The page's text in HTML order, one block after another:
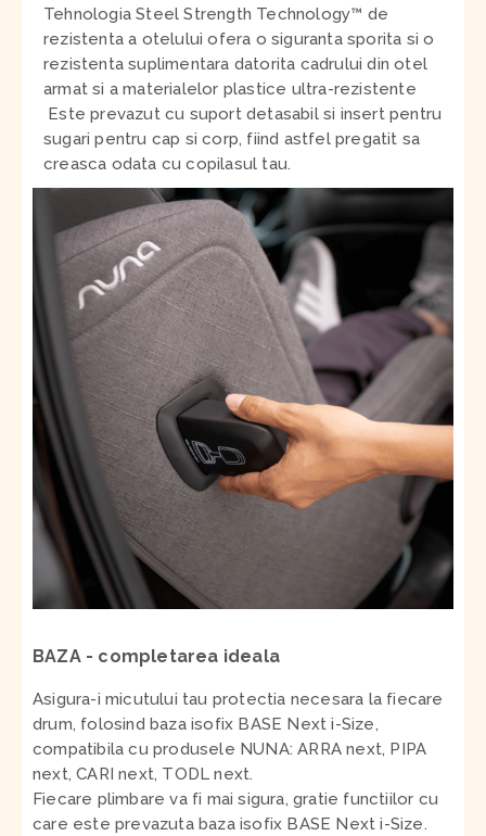
Tehnologia Steel Strength Technology™ de
rezistenta a otelului ofera o siguranta sporita si o
rezistenta suplimentara datorita cadrului din otel
armat si a materialelor plastice ultra-rezistente
Este prevazut cu suport detasabil si insert pentru
sugari pentru cap si corp, fiind astfel pregatit sa
creasca odata cu copilasul tau.
BAZA - completarea ideala
Asigura-i micutului tau protectia necesara la fiecare
drum, folosind baza isofix BASE Next i-Size,
compatibila cu produsele NUNA: ARRA next, PIPA
next, CARI next, TODL next.
Fiecare plimbare va fi mai sigura, gratie functiilor cu
care este prevazuta baza isofix BASE Next i-Size.